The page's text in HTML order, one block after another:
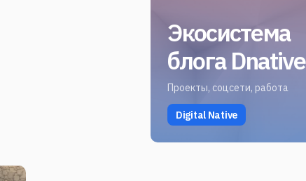
Экосистема
блога Dnative
Проекты, соцсети, работа
Digital Native